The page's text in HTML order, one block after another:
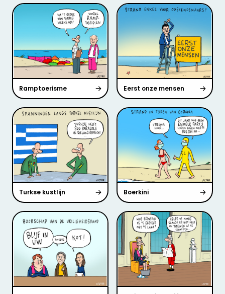
Ramptoerisme Eerst onze mensen
Turkse kustlijn Boerkini